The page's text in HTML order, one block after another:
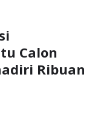
Calon
Ribuan